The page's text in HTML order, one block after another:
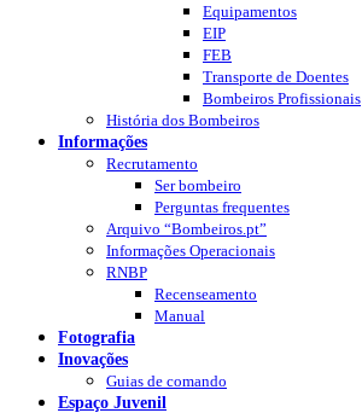
Equipamentos
EIP
FEB
Transporte de Doentes
Bombeiros Profissionais
História dos Bombeiros
Informações
Recrutamento
Ser bombeiro
Perguntas frequentes
Arquivo “Bombeiros.pt”
Informações Operacionais
RNBP
Recenseamento
Manual
Fotografia
Inovações
Guias de comando
Espaço Juvenil